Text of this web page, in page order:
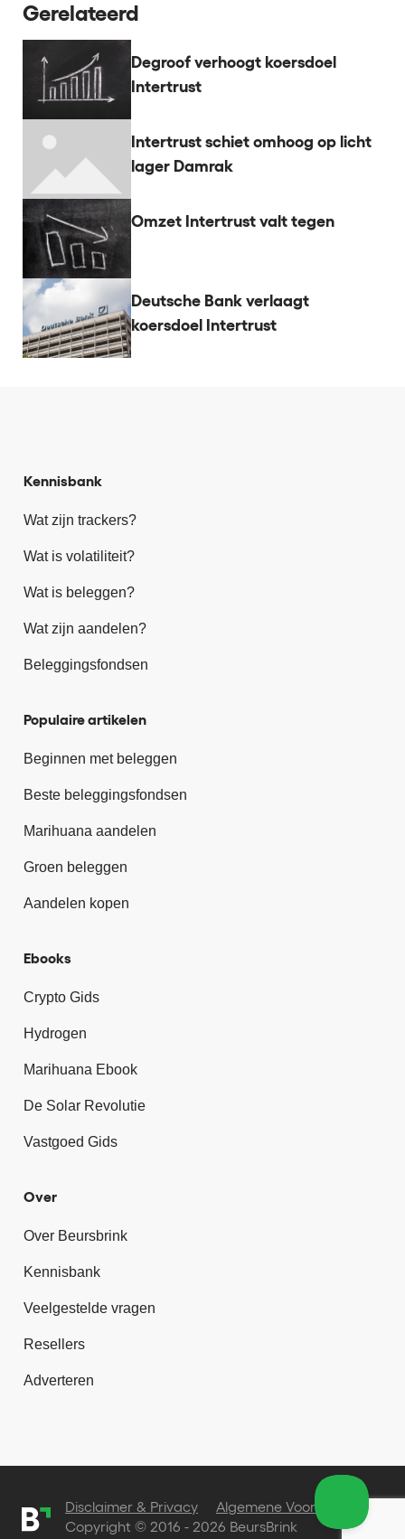
Gerelateerd
Degroof verhoogt koersdoel
Intertrust
Intertrust schiet omhoog op licht
lager Damrak
Omzet Intertrust valt tegen
Deutsche Bank verlaagt
koersdoel Intertrust
Kennisbank
Wat zijn trackers?
Wat is volatiliteit?
Wat is beleggen?
Wat zijn aandelen?
Beleggingsfondsen
Populaire artikelen
Beginnen met beleggen
Beste beleggingsfondsen
Marihuana aandelen
Groen beleggen
Aandelen kopen
Ebooks
Crypto Gids
Hydrogen
Marihuana Ebook
De Solar Revolutie
Vastgoed Gids
Over
Over Beursbrink
Kennisbank
Veelgestelde vragen
Resellers
Adverteren
Copyright © 2016 - 2026 BeursBrink
Disclaimer & Privacy Algemene Voorwaarden